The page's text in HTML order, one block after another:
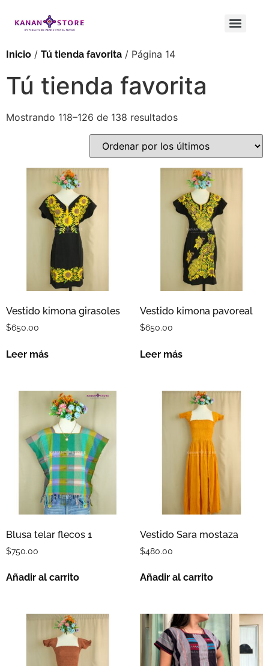
Inicio / Tú tienda favorita / Página 14
Tú tienda favorita
Mostrando 118–126 de 138 resultados
Vestido kimona girasoles
$650.00
Leer más
Vestido kimona pavoreal
$650.00
Leer más
Blusa telar flecos 1
$750.00
Añadir al carrito
Vestido Sara mostaza
$480.00
Añadir al carrito